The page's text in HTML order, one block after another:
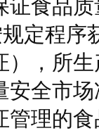
定程
，所
全市
管理的